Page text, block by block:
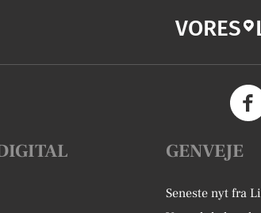
VORES
GENVEJE
Seneste nyt fra